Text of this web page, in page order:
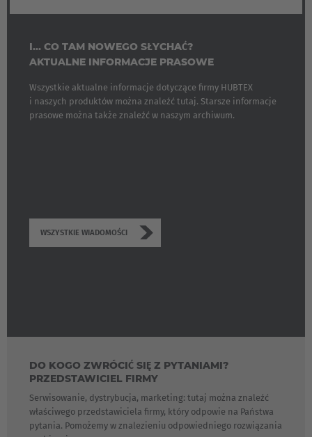
I... CO TAM NOWEGO SŁYCHAĆ?
AKTUALNE INFORMACJE PRASOWE
Wszystkie aktualne informacje dotyczące firmy HUBTEX
i naszych produktów można znaleźć tutaj. Starsze informacje
prasowe można także znaleźć w naszym archiwum.
WSZYSTKIE WIADOMOŚCI
DO KOGO ZWRÓCIĆ SIĘ Z PYTANIAMI?
PRZEDSTAWICIEL FIRMY
Serwisowanie, dystrybucja, marketing: tutaj można znaleźć
właściwego przedstawiciela firmy, który odpowie na Państwa
pytania. Pomożemy w znalezieniu odpowiedniego rozwiązania